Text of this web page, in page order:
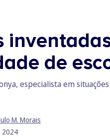
de
especialista em
M. Morais
2024